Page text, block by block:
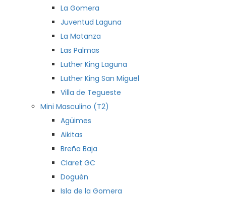
La Gomera
Juventud Laguna
La Matanza
Las Palmas
Luther King Laguna
Luther King San Miguel
Villa de Tegueste
Mini Masculino (T2)
Agüimes
Aikitas
Breña Baja
Claret GC
Doguén
Isla de la Gomera